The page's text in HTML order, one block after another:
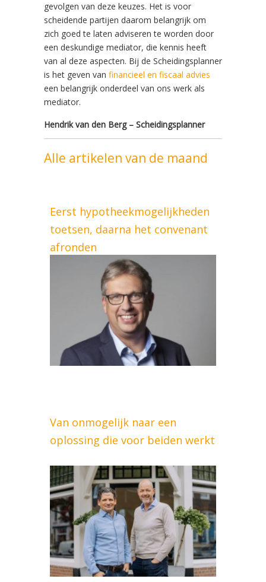
gevolgen van deze keuzes. Het is voor
scheidende partijen daarom belangrijk om
zich goed te laten adviseren te worden door
een deskundige mediator, die kennis heeft
van al deze aspecten. Bij de Scheidingsplanner
is het geven van financieel en fiscaal advies
een belangrijk onderdeel van ons werk als
mediator.
Hendrik van den Berg – Scheidingsplanner
Alle artikelen van de maand
Eerst hypotheekmogelijkheden
toetsen, daarna het convenant
afronden
Van onmogelijk naar een
oplossing die voor beiden werkt